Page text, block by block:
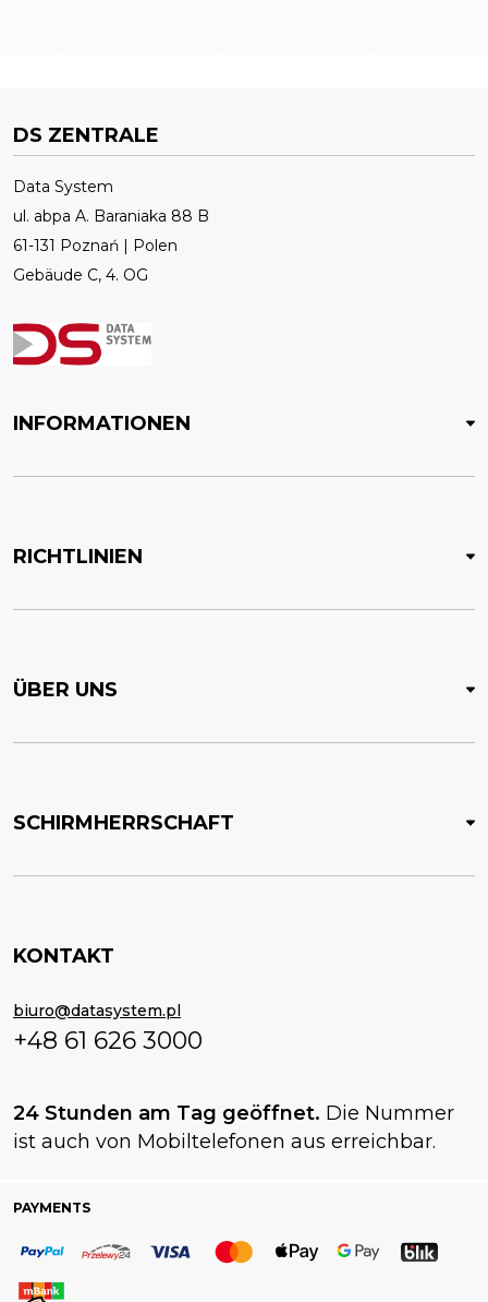
DS ZENTRALE
Data System
ul. abpa A. Baraniaka 88 B
61-131 Poznań | Polen
Gebäude C, 4. OG
INFORMATIONEN
RICHTLINIEN
ÜBER UNS
SCHIRMHERRSCHAFT
KONTAKT
biuro@datasystem.pl
+48 61 626 3000
24 Stunden am Tag geöffnet. Die Nummer
ist auch von Mobiltelefonen aus erreichbar.
PAYMENTS